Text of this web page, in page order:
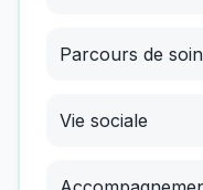
Parcours de
Vie sociale